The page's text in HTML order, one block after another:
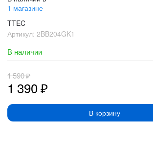
1 магазине
TTEC
Артикул: 2BB204GK1
В наличии
1 390₽
1 590₽
В корзину